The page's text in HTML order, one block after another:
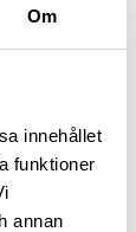
Om
innehållet
funktioner
annan